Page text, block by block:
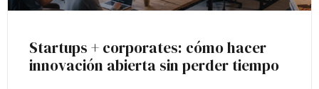
Startups + corporates: cómo hacer
innovación abierta sin perder tiempo